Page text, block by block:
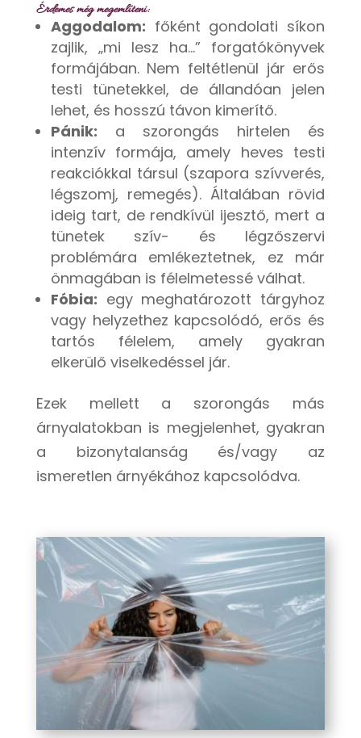
Érdemes még megemlíteni:
Aggodalom: főként gondolati síkon
zajlik, „mi lesz ha…” forgatókönyvek
formájában. Nem feltétlenül jár erős
testi tünetekkel, de állandóan jelen
lehet, és hosszú távon kimerítő.
Pánik: a szorongás hirtelen és
intenzív formája, amely heves testi
reakciókkal társul (szapora szívverés,
légszomj, remegés). Általában rövid
ideig tart, de rendkívül ijesztő, mert a
tünetek szív- és légzőszervi
problémára emlékeztetnek, ez már
önmagában is félelmetessé válhat.
Fóbia: egy meghatározott tárgyhoz
vagy helyzethez kapcsolódó, erős és
tartós félelem, amely gyakran
elkerülő viselkedéssel jár.
Ezek mellett a szorongás más
árnyalatokban is megjelenhet, gyakran
a bizonytalanság és/vagy az
ismeretlen árnyékához kapcsolódva.